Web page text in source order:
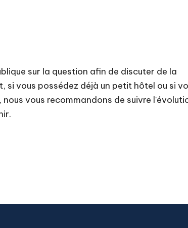
sur la question afin de discuter de la
vous possédez déjà un petit hôtel ou si
vous recommandons de suivre